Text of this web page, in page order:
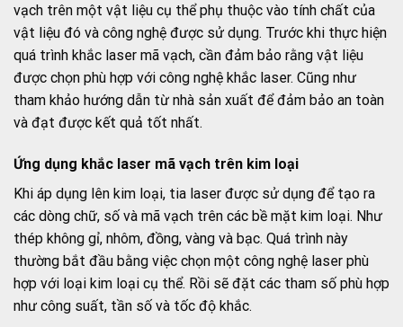
vạch trên một vật liệu cụ thể phụ thuộc vào tính chất của
vật liệu đó và công nghệ được sử dụng. Trước khi thực hiện
quá trình khắc laser mã vạch, cần đảm bảo rằng vật liệu
được chọn phù hợp với công nghệ khắc laser. Cũng như
tham khảo hướng dẫn từ nhà sản xuất để đảm bảo an toàn
và đạt được kết quả tốt nhất.
Ứng dụng khắc laser mã vạch trên kim loại
Khi áp dụng lên kim loại, tia laser được sử dụng để tạo ra
các dòng chữ, số và mã vạch trên các bề mặt kim loại. Như
thép không gỉ, nhôm, đồng, vàng và bạc. Quá trình này
thường bắt đầu bằng việc chọn một công nghệ laser phù
hợp với loại kim loại cụ thể. Rồi sẽ đặt các tham số phù hợp
như công suất, tần số và tốc độ khắc.